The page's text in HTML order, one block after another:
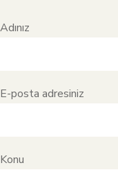
Adınız
E-posta adresiniz
Konu